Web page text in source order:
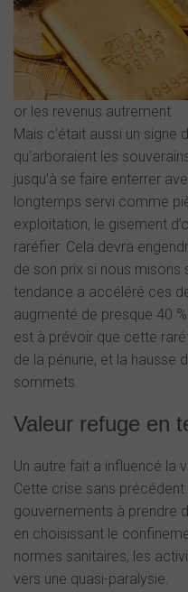
or les revenus autrement
Mais c’était aussi un
qu’arboraient les
jusqu’à se faire enterrer
longtemps servi comme
exploitation, le gisement
raréfier. Cela devra
de son prix si nous misons
tendance a accéléré ces
augmenté de presque 40
est à prévoir que cette
de la pénurie, et la hausse
sommets.
Valeur refuge en
Un autre fait a influencé la
Cette crise sans
gouvernements à prendre
en choisissant le
normes sanitaires, les
vers une quasi-paralysie.